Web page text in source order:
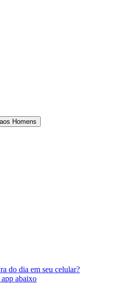
Homens
do dia em seu celular?
abaixo